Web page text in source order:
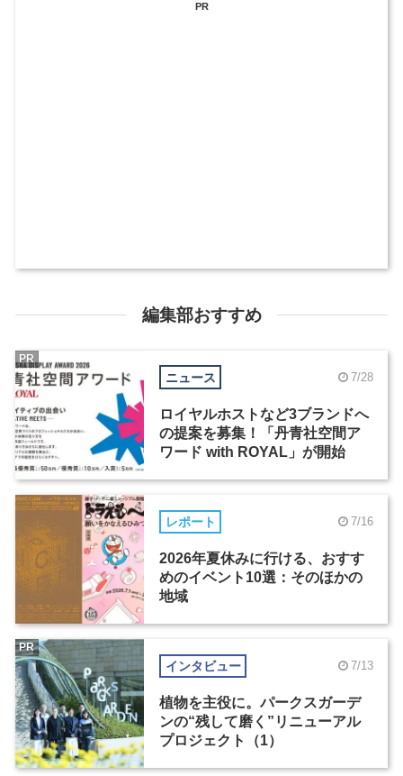
PR
編集部おすすめ
ニュース 7/28
ロイヤルホストなど3ブランドへ
の提案を募集！「丹青社空間ア
ワード with ROYAL」が開始
PR
レポート 7/16
2026年夏休みに行ける、おすす
めのイベント10選：そのほかの
地域
インタビュー 7/13
植物を主役に。パークスガーデ
ンの“残して磨く”リニューアル
プロジェクト（1）
PR